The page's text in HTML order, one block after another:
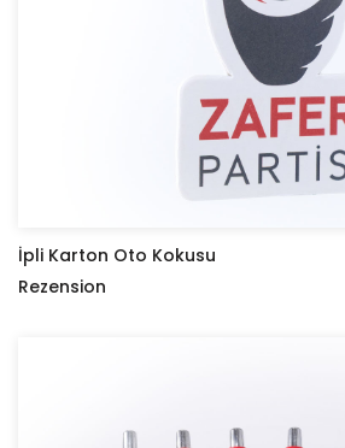
İpli Karton Oto Kokusu
Rezension